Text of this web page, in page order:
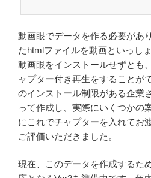
動画眼でデータを作る必要があ
たhtmlファイルを動画といっし
動画眼をインストールせずとも
ャプター付き再生をすることが
のインストール制限がある企業
って作成し、実際にいくつかの
にこれでチャプターを入れてお
ご評価いただきました。
現在、このデータを作成するた